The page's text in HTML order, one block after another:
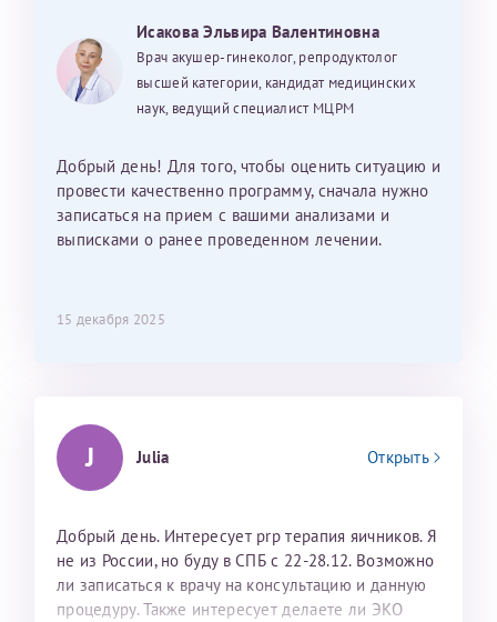
Исакова Эльвира Валентиновна
Врач акушер-гинеколог, репродуктолог
высшей категории, кандидат медицинских
наук, ведущий специалист МЦРМ
Добрый день! Для того, чтобы оценить ситуацию и
провести качественно программу, сначала нужно
записаться на прием с вашими анализами и
выписками о ранее проведенном лечении.
15 декабря 2025
J Julia Открыть
Добрый день. Интересует prp терапия яичников. Я
не из России, но буду в СПБ с 22-28.12. Возможно
ли записаться к врачу на консультацию и данную
процедуру. Также интересует делаете ли ЭКО